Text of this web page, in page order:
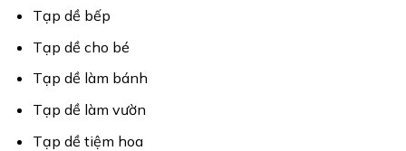
Tạp dề bếp
Tạp dề cho bé
Tạp dề làm bánh
Tạp dề làm vườn
Tạp dề tiệm hoa